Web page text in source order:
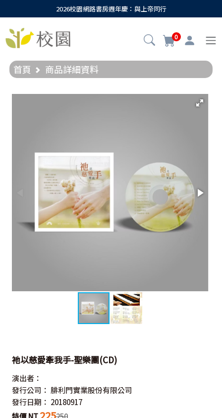
2026校園網路書房週年慶：與上帝同行
0
首頁 商品詳細資料
祂以慈愛牽我手-聖樂團(CD)
演出者：
發行公司： 腓利門實業股份有限公司
發行日期： 20180917